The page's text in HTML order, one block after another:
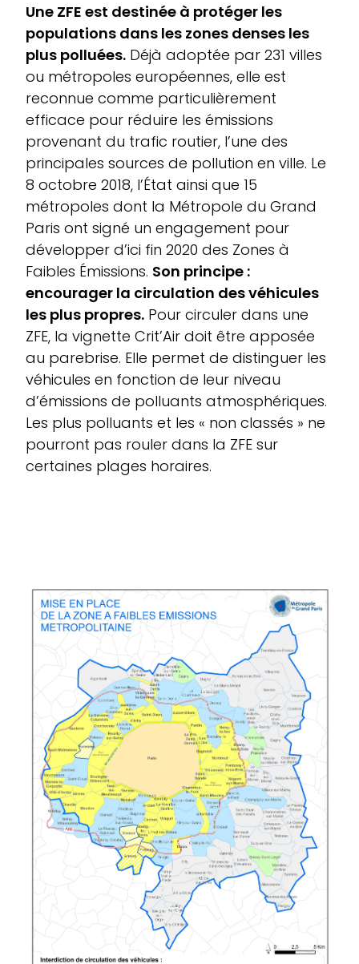
Une ZFE est destinée à protéger les
populations dans les zones denses les
plus polluées. Déjà adoptée par 231 villes
ou métropoles européennes, elle est
reconnue comme particulièrement
efficace pour réduire les émissions
provenant du trafic routier, l’une des
principales sources de pollution en ville. Le
8 octobre 2018, l’État ainsi que 15
métropoles dont la Métropole du Grand
Paris ont signé un engagement pour
développer d’ici fin 2020 des Zones à
Faibles Émissions. Son principe :
encourager la circulation des véhicules
les plus propres. Pour circuler dans une
ZFE, la vignette Crit’Air doit être apposée
au parebrise. Elle permet de distinguer les
véhicules en fonction de leur niveau
d’émissions de polluants atmosphériques.
Les plus polluants et les « non classés » ne
pourront pas rouler dans la ZFE sur
certaines plages horaires.